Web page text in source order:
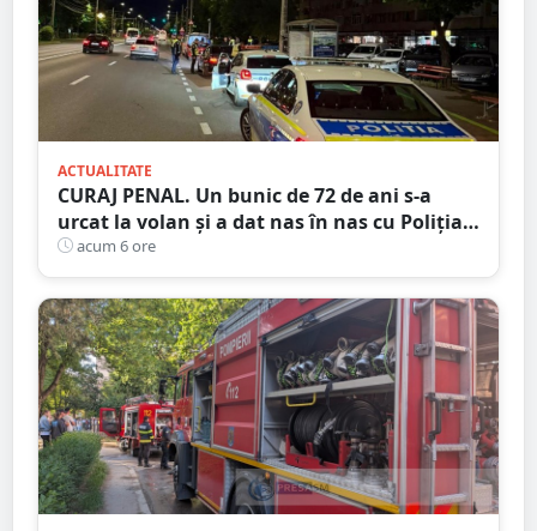
ACTUALITATE
CURAJ PENAL. Un bunic de 72 de ani s-a
urcat la volan și a dat nas în nas cu Poliția
Satu Mare
acum 6 ore